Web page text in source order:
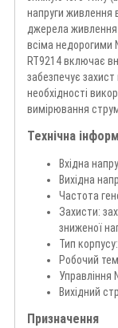
напруги живлення
джерела живлення
всіма недорогими
RT9214 включає
забезпечує
необхідності
вимірювання
Технічна
Вхідна
Вихідна
Частота
Захисти:
зниженої
Тип
Робочий
Управління
Вихідний
Призначення